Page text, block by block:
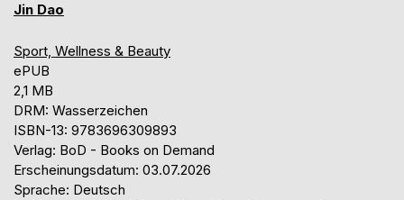
Jin Dao
Sport, Wellness & Beauty
ePUB
2,1 MB
DRM: Wasserzeichen
ISBN-13: 9783696309893
Verlag: BoD - Books on Demand
Erscheinungsdatum: 03.07.2026
Sprache: Deutsch